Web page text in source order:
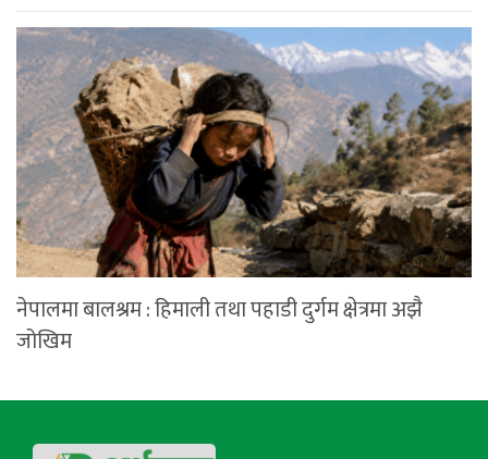
नेपालमा बालश्रम : हिमाली तथा पहाडी दुर्गम क्षेत्रमा अझै
जोखिम